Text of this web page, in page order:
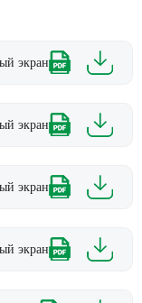
экран
экран
экран
экран